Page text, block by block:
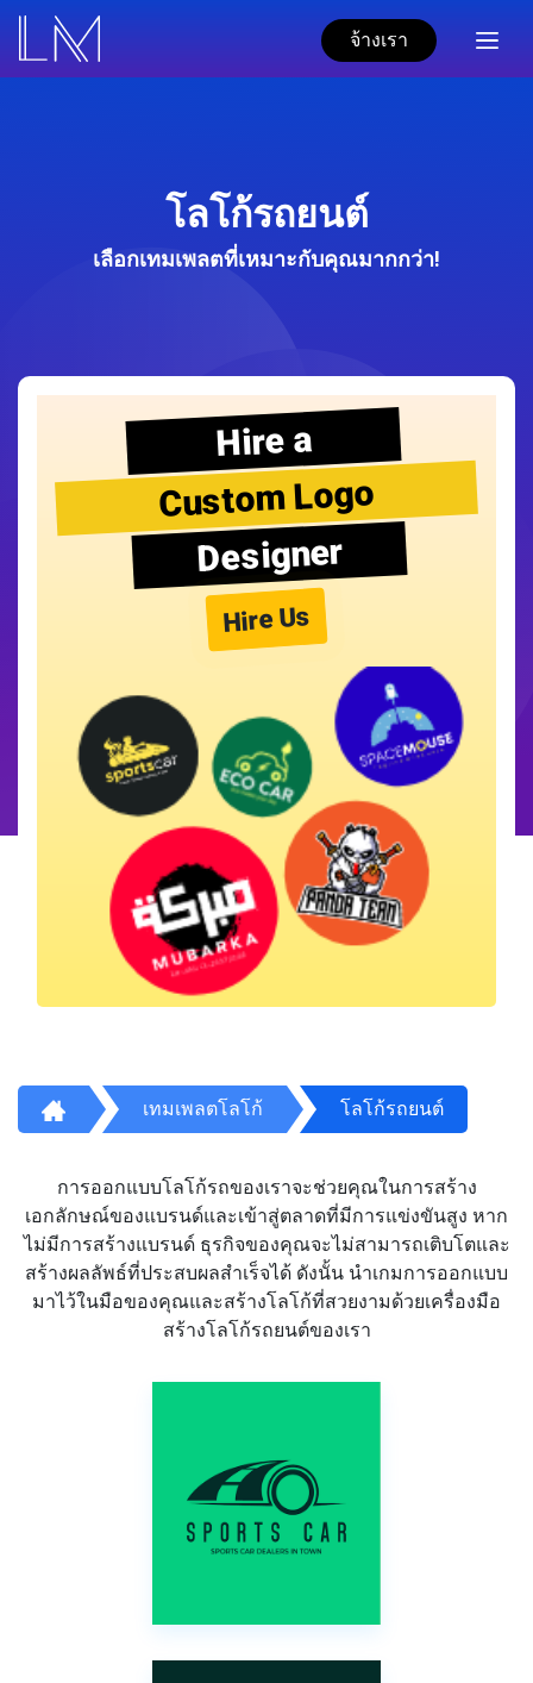
จ้างเรา
โลโก้รถยนต์
เลือกเทมเพลตที่เหมาะกับคุณมากกว่า!
Hire a
Custom Logo
Designer
Hire Us
เทมเพลตโลโก้ โลโก้รถยนต์
การออกแบบโลโก้รถของเราจะช่วยคุณในการสร้าง
เอกลักษณ์ของแบรนด์และเข้าสู่ตลาดที่มีการแข่งขันสูง หาก
ไม่มีการสร้างแบรนด์ ธุรกิจของคุณจะไม่สามารถเติบโตและ
สร้างผลลัพธ์ที่ประสบผลสำเร็จได้ ดังนั้น นำเกมการออกแบบ
มาไว้ในมือของคุณและสร้างโลโก้ที่สวยงามด้วยเครื่องมือ
สร้างโลโก้รถยนต์ของเรา